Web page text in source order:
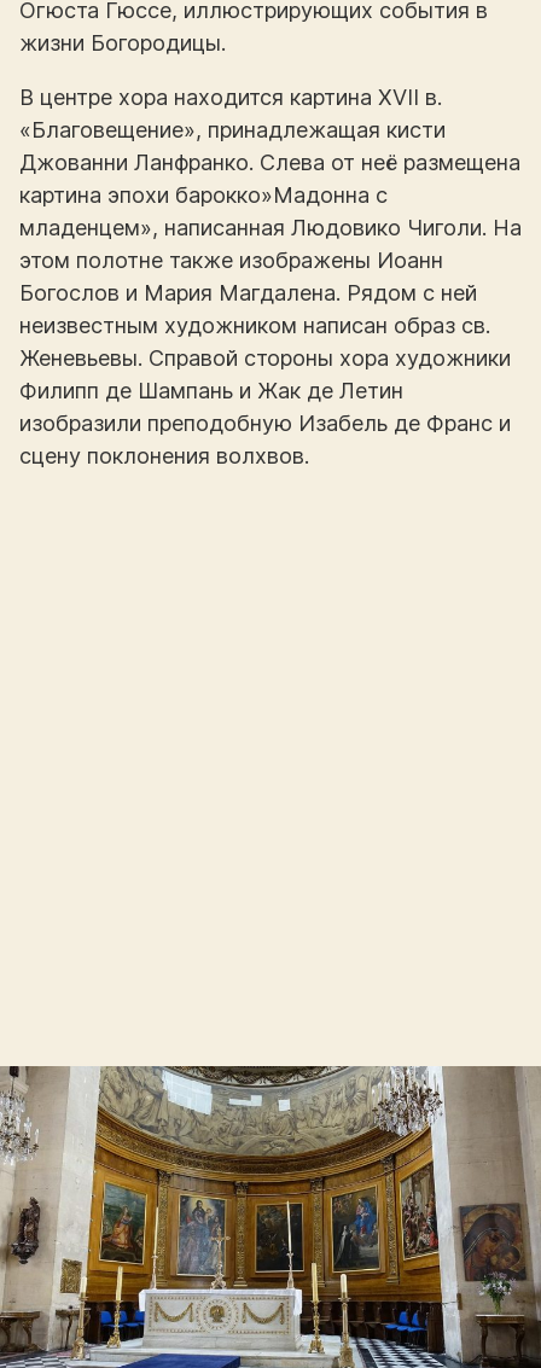
Огюста Гюссе, иллюстрирующих события в
жизни Богородицы.
В центре хора находится картина XVII в.
«Благовещение», принадлежащая кисти
Джованни Ланфранко. Слева от неё размещена
картина эпохи барокко»Мадонна с
младенцем», написанная Людовико Чиголи. На
этом полотне также изображены Иоанн
Богослов и Мария Магдалена. Рядом с ней
неизвестным художником написан образ св.
Женевьевы. Справой стороны хора художники
Филипп де Шампань и Жак де Летин
изобразили преподобную Изабель де Франс и
сцену поклонения волхвов.